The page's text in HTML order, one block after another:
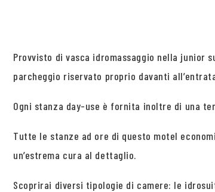
Provvisto di vasca idromassaggio nella junior
parcheggio riservato proprio davanti
Ogni stanza day-use è fornita inoltre di una
Tutte le stanze ad ore di questo motel
un’estrema cura al dettaglio.
Scoprirai diversi tipologie di camere: le